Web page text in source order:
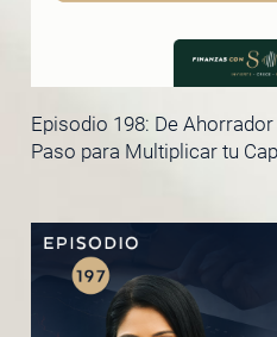
Episodio 198: De
Paso para Multiplicar tu